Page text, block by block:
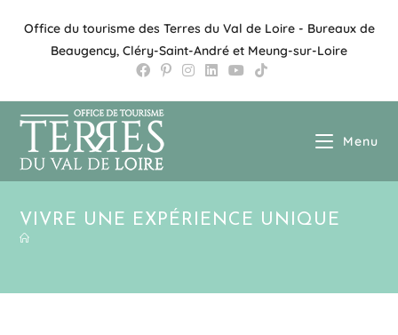
Office du tourisme des Terres du Val de Loire - Bureaux de
Beaugency, Cléry-Saint-André et Meung-sur-Loire
Menu
VIVRE UNE EXPÉRIENCE UNIQUE